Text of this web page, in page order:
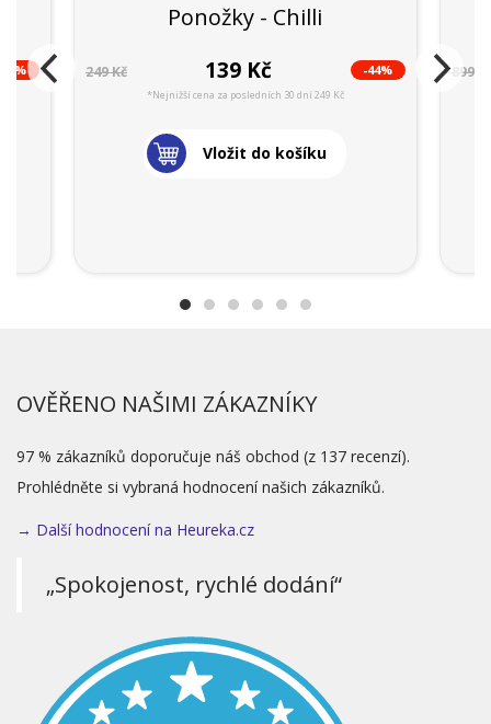
Ponožky - Chilli
249 Kč 139 Kč -44%
*Nejnižší cena za posledních 30 dní 249 Kč
Vložit do košíku
899
OVĚŘENO NAŠIMI ZÁKAZNÍKY
97 % zákazníků doporučuje náš obchod (z 137 recenzí).
Prohlédněte si vybraná hodnocení našich zákazníků.
→ Další hodnocení na Heureka.cz
„Spokojenost, rychlé dodání“